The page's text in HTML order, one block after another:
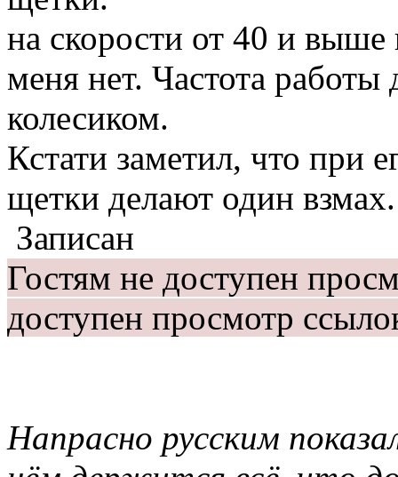
на скорости от 40 и выше
меня нет. Частота работы
колесиком.
Кстати заметил, что при
щетки делают один взмах.
Записан
Гостям не доступен
доступен просмотр
Напрасно русским